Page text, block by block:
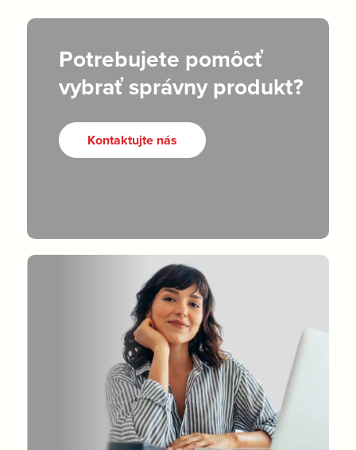
Potrebujete pomôcť
vybrať správny produkt?
Kontaktujte nás